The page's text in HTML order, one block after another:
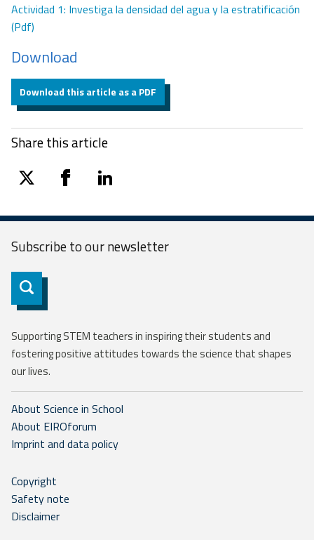
Actividad 1: Investiga la densidad del agua y la estratificación
(Pdf)
Download
Download this article as a PDF
Share this article
twitter facebooklinkedin
Subscribe to ournewsletter
Subscribe
Supporting STEM teachers in inspiring their students and
fostering positive attitudes towards the science that shapes
our lives.
About Science in School
About EIROforum
Imprint and data policy
Copyright
Safety note
Disclaimer